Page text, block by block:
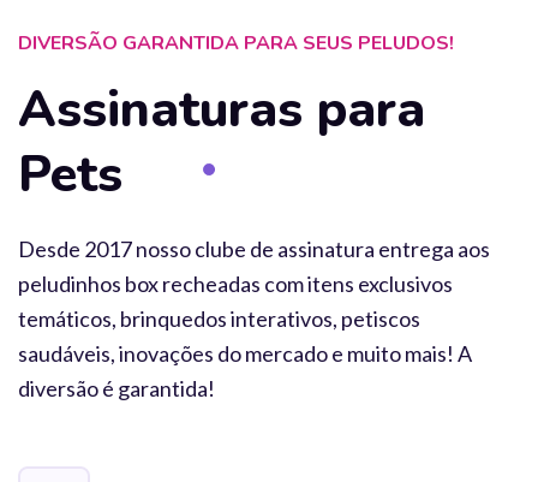
DIVERSÃO GARANTIDA PARA SEUS PELUDOS!
Assinaturas para
Pets
Desde 2017 nosso clube de assinatura entrega aos
peludinhos box recheadas com itens exclusivos
temáticos, brinquedos interativos, petiscos
saudáveis, inovações do mercado e muito mais! A
diversão é garantida!